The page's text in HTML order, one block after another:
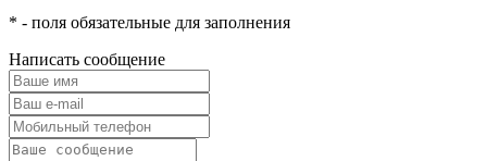
* - поля обязательные для заполнения
Написать сообщение